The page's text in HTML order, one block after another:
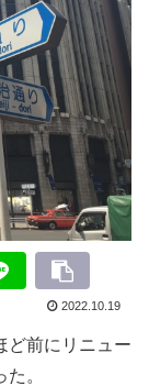
2022.10.19
前にリニュー
。